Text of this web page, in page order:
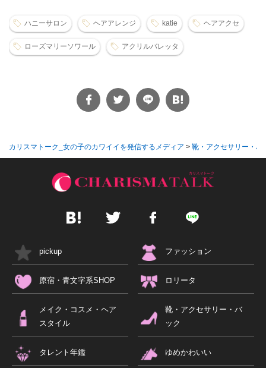
ハニーサロン ヘアアレンジ katie ヘアアクセ
ローズマリーソワール アクリルバレッタ
カリスマトーク_女の子のカワイイを発信するメディア > 靴・アクセサリー・バ
pickup ファッション
原宿・青文字系SHOP ロリータ
メイク・コスメ・ヘア
スタイル
靴・アクセサリー・バ
ック
タレント年鑑 ゆめかわいい